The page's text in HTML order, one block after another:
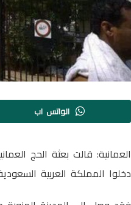
الواتس اب
العمانية: قالت بعثة الحج
دخلوا المملكة العربية السعودية عبر